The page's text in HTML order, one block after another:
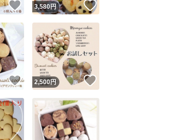
このユーザーは高頻度で24時間以内に発送してい
このユーザーは設定した発送日数内に発送してい
いいね！
3,580円
いいね！
2,500円